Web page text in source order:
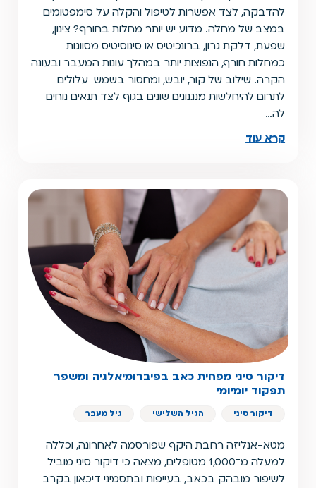
להדבקה, לצד אפשרות לטיפול והקלה על סימפטומים
במצב של מחלה. מדוע יש יותר מחלות בחורף? צינון,
שפעת, דלקת גרון, ברונכיטיס או סינוסיטיס מסווגות
כמחלות חורף, הנפוצות יותר במהלך עונות המעבר ובעונה
הקרה. שילוב של קור, יובש, ומחסור בשמש עלולים
לתרום להיחלשות מנגנונים שונים בגוף לצד תנאים נוחים
לה…
קרא עוד
דיקור סיני מפחית כאב בפיברומיאלגיה ומשפר
תפקוד יומיומי
דיקור סיני הגיל השלישי גיל מעבר
מטא-אנליזה רחבת היקף שפורסמה לאחרונה, וכללה
למעלה מ־1,000 מטופלים, מצאה כי דיקור סיני מוביל
לשיפור מובהק בכאב, בעייפות ובתסמיני דיכאון בקרב